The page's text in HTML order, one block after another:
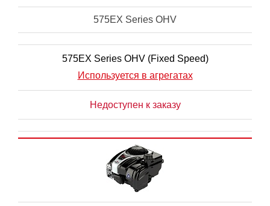
575EX Series OHV
575EX Series OHV (Fixed Speed)
Используется в агрегатах
Недоступен к заказу